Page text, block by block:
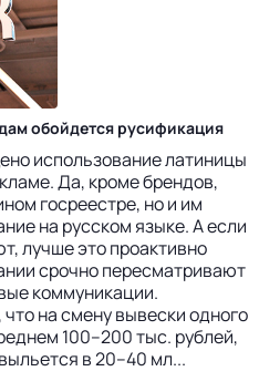
обойдется русификация
использование латиницы
Да, кроме брендов,
госреестре, но и им
на русском языке. А если
лучше это проактивно
срочно пересматривают
коммуникации.
на смену вывески одного
100–200 тыс. рублей,
в 20–40 мл...